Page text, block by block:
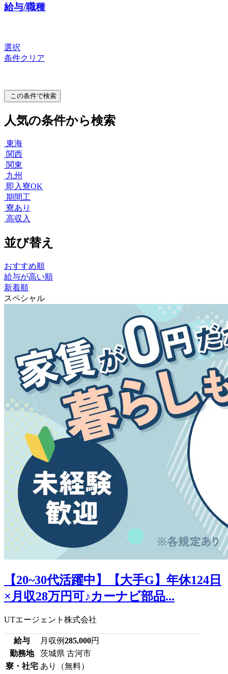
給与/職種
選択
条件クリア
この条件で検索
人気の条件から検索
東海
関西
関東
九州
即入寮OK
期間工
寮あり
高収入
並び替え
おすすめ順
給与が高い順
新着順
スペシャル
【20~30代活躍中】【大手G】年休124日
×月収28万円可♪カーナビ部品...
UTエージェント株式会社
給与 月収例285,000円
勤務地
茨城県 古河市
寮・社宅 あり（無料）